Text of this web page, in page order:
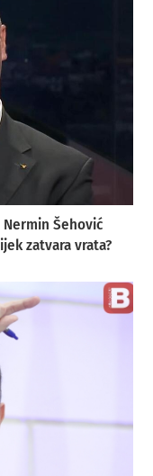
Nermin Šehović
zatvara vrata?